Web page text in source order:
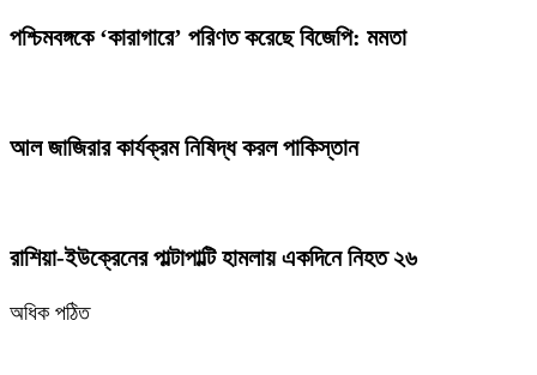
পশ্চিমবঙ্গকে ‘কারাগারে’ পরিণত করেছে বিজেপি: মমতা
আল জাজিরার কার্যক্রম নিষিদ্ধ করল পাকিস্তান
রাশিয়া-ইউক্রেনের পাল্টাপাল্টি হামলায় একদিনে নিহত ২৬
অধিক পঠিত